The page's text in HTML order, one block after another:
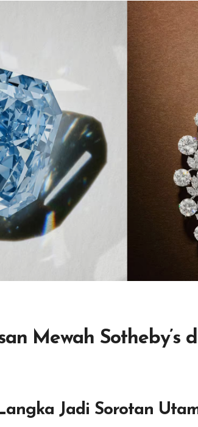
Mewah Sotheby’s
Jadi Sorotan